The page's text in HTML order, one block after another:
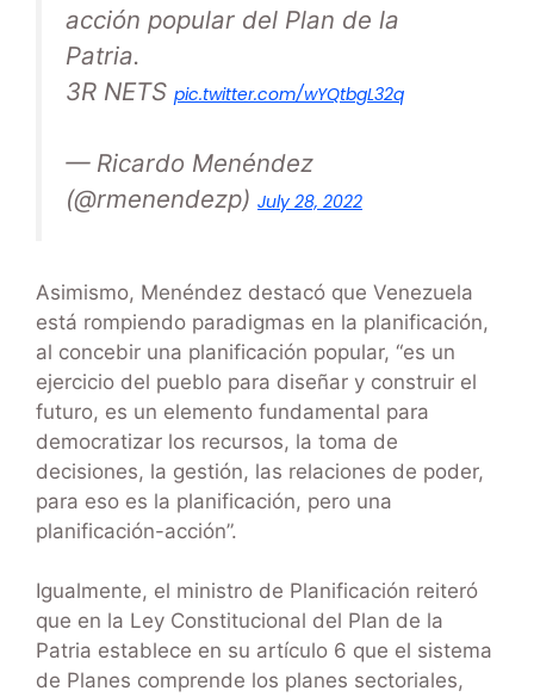
acción popular del Plan de la
Patria.
3R NETS pic.twitter.com/wYQtbgL32q
— Ricardo Menéndez
(@rmenendezp) July 28, 2022
Asimismo, Menéndez destacó que Venezuela
está rompiendo paradigmas en la planificación,
al concebir una planificación popular, “es un
ejercicio del pueblo para diseñar y construir el
futuro, es un elemento fundamental para
democratizar los recursos, la toma de
decisiones, la gestión, las relaciones de poder,
para eso es la planificación, pero una
planificación-acción”.
Igualmente, el ministro de Planificación reiteró
que en la Ley Constitucional del Plan de la
Patria establece en su artículo 6 que el sistema
de Planes comprende los planes sectoriales,